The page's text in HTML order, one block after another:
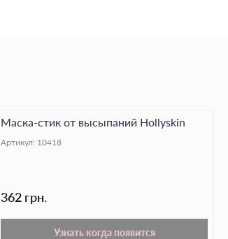
Маска-стик от высыпаний Hollyskin
Артикул: 10418
362 грн.
Узнать когда появится